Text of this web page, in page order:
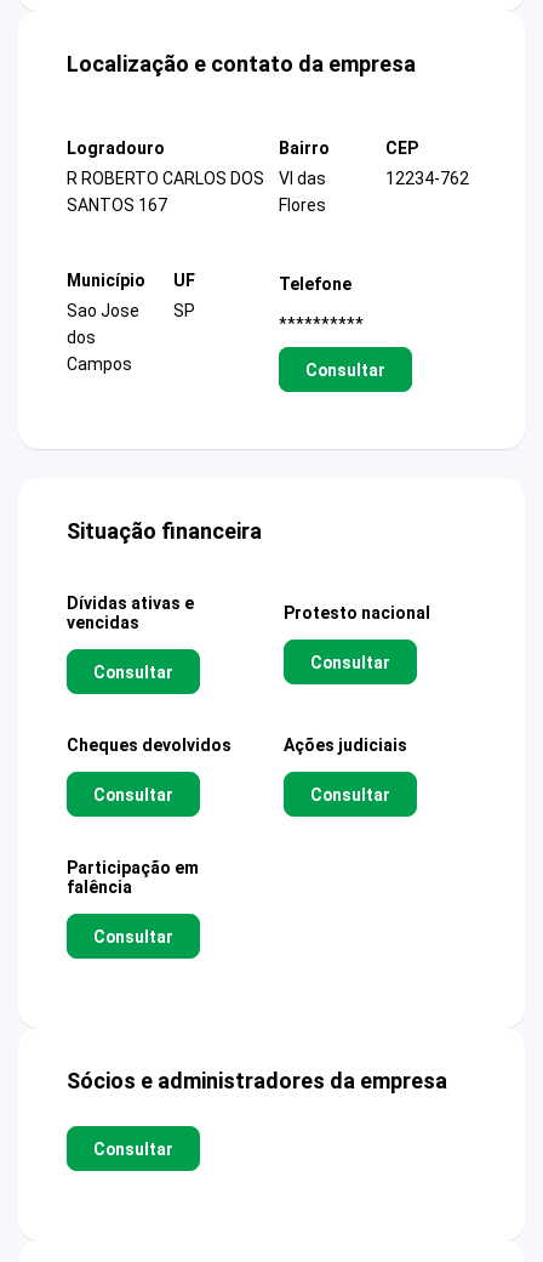
Localização e contato da empresa
Logradouro
R ROBERTO CARLOS DOS
SANTOS 167
Bairro
Vl das
Flores
CEP
12234-762
Município
Sao Jose
dos
Campos
UF
SP
Telefone
**********
Consultar
Situação financeira
Dívidas ativas e
vencidas
Consultar
Protesto nacional
Consultar
Cheques devolvidos
Consultar
Ações judiciais
Consultar
Participação em
falência
Consultar
Sócios e administradores da empresa
Consultar